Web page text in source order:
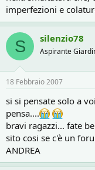
imperfezioni e
S silenzio78
Aspirante
18 Febbraio 2007
si si pensate solo a
pensa....
bravi ragazzi... fate
sito cosi se c'è un
ANDREA